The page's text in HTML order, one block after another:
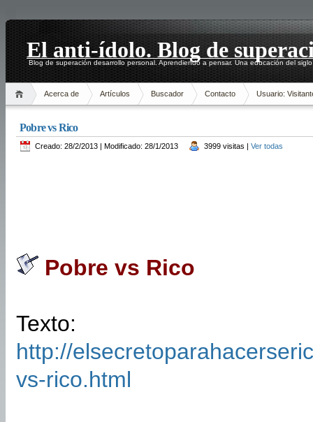
El anti-ídolo. Blog de
Blog de superación desarrollo personal. Aprendiendo a pensar. Una educación del
Acerca de Artículos Buscador Contacto Usuario:
Pobre vs Rico
Creado: 28/2/2013 | Modificado: 28/1/2013 3999 visitas | Ver todas
Pobre vs Rico
Texto:
http://
vs-rico.html